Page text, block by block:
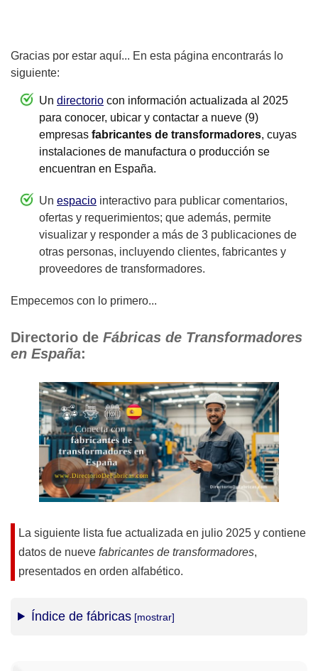
Gracias por estar aquí... En esta página encontrarás lo
siguiente:
Un directorio con información actualizada al 2025
para conocer, ubicar y contactar a nueve (9)
empresas fabricantes de transformadores, cuyas
instalaciones de manufactura o producción se
encuentran en España.
Un espacio interactivo para publicar comentarios,
ofertas y requerimientos; que además, permite
visualizar y responder a más de 3 publicaciones de
otras personas, incluyendo clientes, fabricantes y
proveedores de transformadores.
Empecemos con lo primero...
Directorio de Fábricas de Transformadores
en España:
La siguiente lista fue actualizada en julio 2025 y contiene
datos de nueve fabricantes de transformadores,
presentados en orden alfabético.
Índice de fábricas